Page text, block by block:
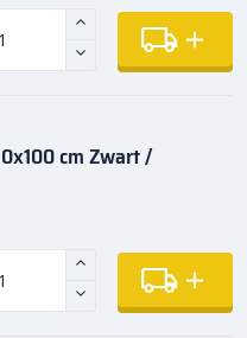
cm Zwart /